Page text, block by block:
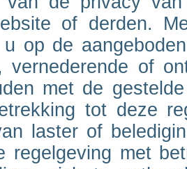
of derden.
op de
vernederende of
met de
tot deze
laster of
regelgeving met